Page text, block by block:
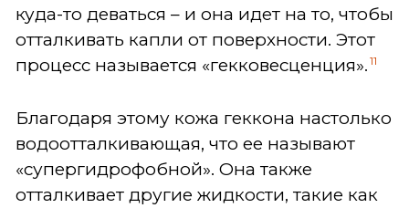
куда-то деваться – и она идет на то, чтобы
отталкивать капли от поверхности. Этот
процесс называется «гекковесценция». 11
Благодаря этому кожа геккона настолько
водоотталкивающая, что ее называют
«супергидрофобной». Она также
отталкивает другие жидкости, такие как